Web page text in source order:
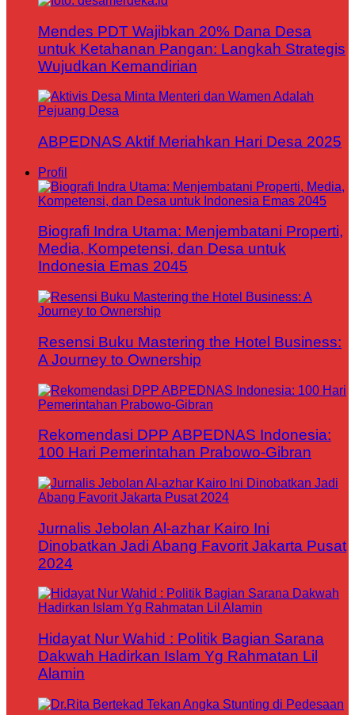
Mendes PDT Wajibkan 20% Dana Desa
untuk Ketahanan Pangan: Langkah Strategis
Wujudkan Kemandirian
ABPEDNAS Aktif Meriahkan Hari Desa 2025
Profil
Biografi Indra Utama: Menjembatani Properti,
Media, Kompetensi, dan Desa untuk
Indonesia Emas 2045
Resensi Buku Mastering the Hotel Business:
A Journey to Ownership
Rekomendasi DPP ABPEDNAS Indonesia:
100 Hari Pemerintahan Prabowo-Gibran
Jurnalis Jebolan Al-azhar Kairo Ini
Dinobatkan Jadi Abang Favorit Jakarta Pusat
2024
Hidayat Nur Wahid : Politik Bagian Sarana
Dakwah Hadirkan Islam Yg Rahmatan Lil
Alamin